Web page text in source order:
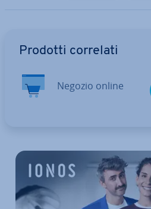
Prodotti correlati
Negozio online